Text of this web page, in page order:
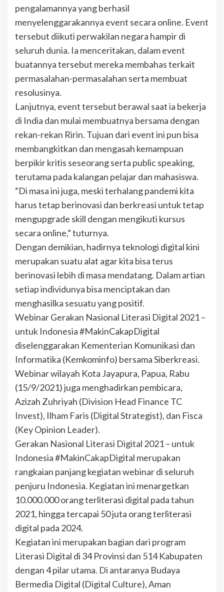
pengalamannya yang berhasil
menyelenggarakannya event secara online. Event
tersebut diikuti perwakilan negara hampir di
seluruh dunia. Ia menceritakan, dalam event
buatannya tersebut mereka membahas terkait
permasalahan-permasalahan serta membuat
resolusinya.
Lanjutnya, event tersebut berawal saat ia bekerja
di India dan mulai membuatnya bersama dengan
rekan-rekan Ririn. Tujuan dari event ini pun bisa
membangkitkan dan mengasah kemampuan
berpikir kritis seseorang serta public speaking,
terutama pada kalangan pelajar dan mahasiswa.
“Di masa ini juga, meski terhalang pandemi kita
harus tetap berinovasi dan berkreasi untuk tetap
mengupgrade skill dengan mengikuti kursus
secara online,” tuturnya.
Dengan demikian, hadirnya teknologi digital kini
merupakan suatu alat agar kita bisa terus
berinovasi lebih di masa mendatang. Dalam artian
setiap individunya bisa menciptakan dan
menghasilka sesuatu yang positif.
Webinar Gerakan Nasional Literasi Digital 2021 –
untuk Indonesia #MakinCakapDigital
diselenggarakan Kementerian Komunikasi dan
Informatika (Kemkominfo) bersama Siberkreasi.
Webinar wilayah Kota Jayapura, Papua, Rabu
(15/9/2021) juga menghadirkan pembicara,
Azizah Zuhriyah (Division Head Finance TC
Invest), Ilham Faris (Digital Strategist), dan Fisca
(Key Opinion Leader).
Gerakan Nasional Literasi Digital 2021 – untuk
Indonesia #MakinCakapDigital merupakan
rangkaian panjang kegiatan webinar di seluruh
penjuru Indonesia. Kegiatan ini menargetkan
10.000.000 orang terliterasi digital pada tahun
2021, hingga tercapai 50 juta orang terliterasi
digital pada 2024.
Kegiatan ini merupakan bagian dari program
Literasi Digital di 34 Provinsi dan 514 Kabupaten
dengan 4 pilar utama. Di antaranya Budaya
Bermedia Digital (Digital Culture), Aman